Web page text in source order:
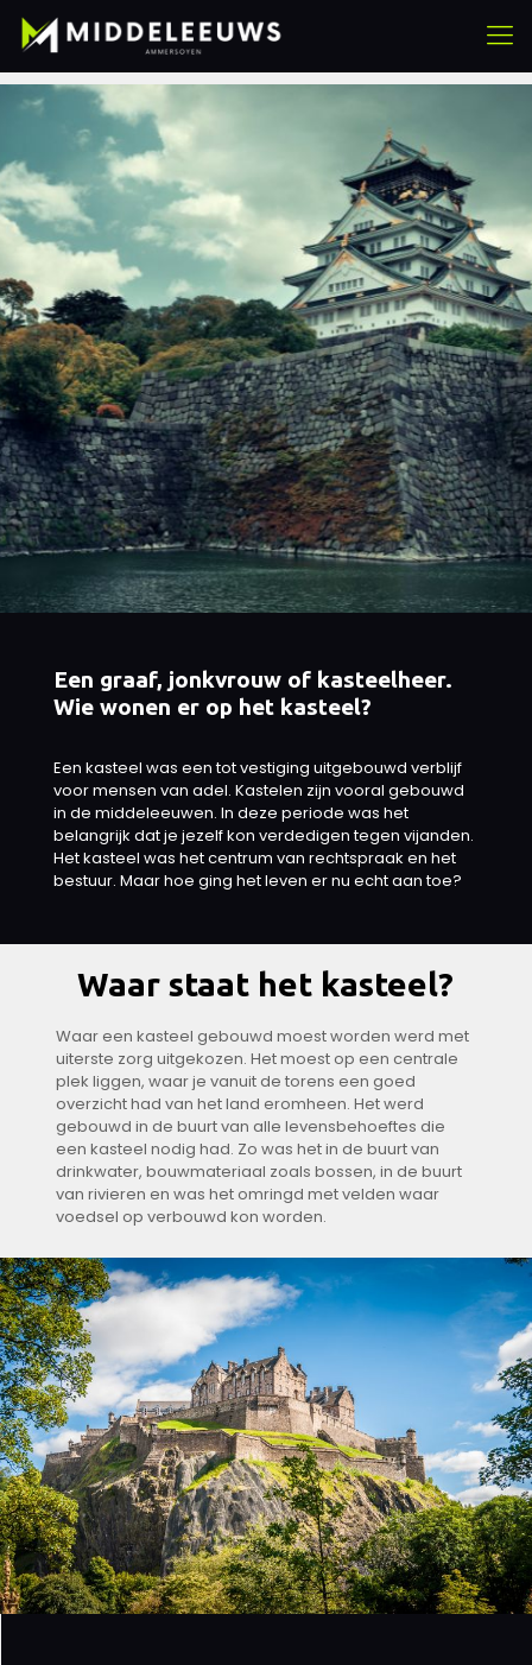
Een graaf, jonkvrouw of kasteelheer.
Wie wonen er op het kasteel?
Een kasteel was een tot vestiging uitgebouwd verblijf
voor mensen van adel. Kastelen zijn vooral gebouwd
in de middeleeuwen. In deze periode was het
belangrijk dat je jezelf kon verdedigen tegen vijanden.
Het kasteel was het centrum van rechtspraak en het
bestuur. Maar hoe ging het leven er nu echt aan toe?
Waar staat het kasteel?
Waar een kasteel gebouwd moest worden werd met
uiterste zorg uitgekozen. Het moest op een centrale
plek liggen, waar je vanuit de torens een goed
overzicht had van het land eromheen. Het werd
gebouwd in de buurt van alle levensbehoeftes die
een kasteel nodig had. Zo was het in de buurt van
drinkwater, bouwmateriaal zoals bossen, in de buurt
van rivieren en was het omringd met velden waar
voedsel op verbouwd kon worden.